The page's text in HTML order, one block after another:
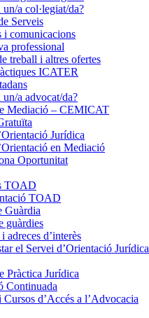
a col·legiat/da?
Serveis
i comunicacions
professional
treball i altres ofertes
ICATER
un/a advocat/da?
Mediació – CEMICAT
Jurídica
en Mediació
Oportunitat
TOAD
TOAD
Guàrdia
guàrdies
adreces d’interès
el Servei d’Orientació Jurídica
Pràctica Jurídica
Continuada
Cursos d’Accés a l’Advocacia